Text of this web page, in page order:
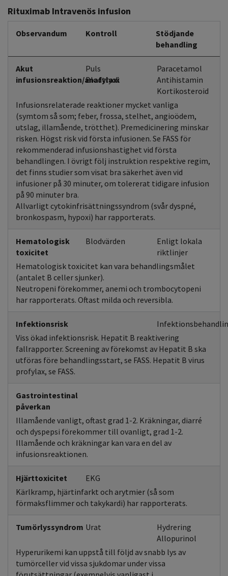
Rituximab Intravenös infusion
Observandum Kontroll
Stödjande
behandling
Akut
infusionsreaktion/anafylaxi
Puls
Paracetamol
Blodtryck
Antihistamin
Kortikosteroid
Infusionsrelaterade reaktioner mycket vanliga
(symtom så som; feber, frossa, stelhet, angioödem,
utslag, illamående, trötthet). Premedicinering minskar
risken. Högst risk vid första infusionen. Se FASS för
rekommenderad infusionshastighet vid första
behandlingen. I övrigt följ instruktion respektive regim,
det finns studier som visat bra säkerhet även vid
infusioner på 30 minuter, om tolererat tidigare infusion
på 90 minuter bra.
Allvarligt cytokinfrisättningssyndrom (svår dyspné,
bronkospasm, hypoxi) har rapporterats.
Hematologisk
toxicitet
Blodvärden
Enligt lokala
riktlinjer
Hematologisk toxicitet kan vara behandlingsmålet
(antalet B celler sjunker).
Neutropeni förekommer, anemi och trombocytopeni
har rapporterats. Oftast milda och reversibla.
Infektionsrisk
Viss ökad infektionsrisk. Hepatit B reaktivering
fallrapporter. Screening av förekomst av Hepatit B ska
utföras före behandlingsstart, se FASS. Hepatit B virus
profylax, se FASS.
Gastrointestinal
påverkan
Illamående vanligt, oftast grad 1-2. Kräkningar, diarré
och dyspepsi förekommer till ovanligt, grad 1-2.
Illamående och kräkningar kan vara en del av
infusionsreaktionen.
Hjärttoxicitet
EKG
Kärlkramp, hjärtinfarkt och arytmier (så som
förmaksflimmer och takykardi) har rapporterats.
Tumörlyssyndrom Urat
Hydrering
Allopurinol
Hyperurikemi kan uppstå till följd av snabb lys av
tumörceller vid vissa sjukdomar under vissa